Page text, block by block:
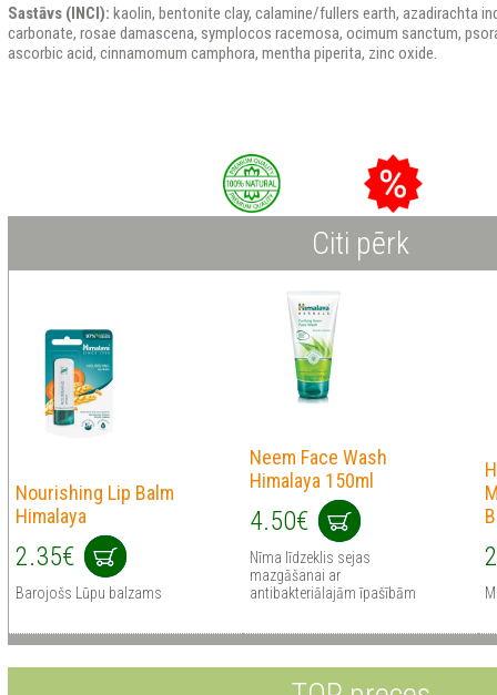
Sastāvs (INCI): kaolin, bentonite clay, calamine/fullers earth, azadirachta
carbonate, rosae damascena, symplocos racemosa, ocimum sanctum,
ascorbic acid, cinnamomum camphora, mentha piperita, zinc oxide.
Citi pērk
Nourishing Lip Balm
Himalaya
2.35€
Barojošs Lūpu balzams
Neem Face Wash
Himalaya 150ml
4.50€
Nīma līdzeklis sejas
mazgāšanai ar
antibakteriālajām īpašībām